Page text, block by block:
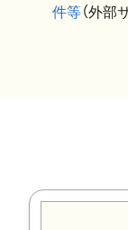
件等（外部